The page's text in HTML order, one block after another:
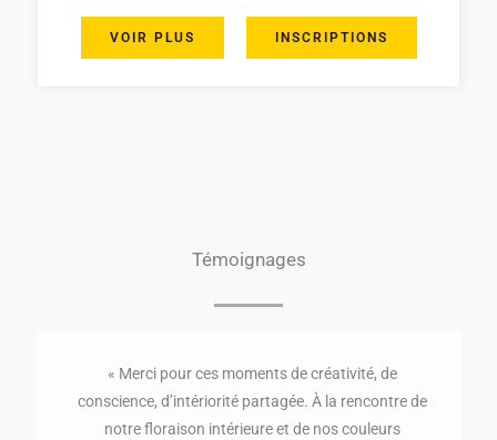
VOIR PLUS INSCRIPTIONS
Témoignages​
« Merci pour ces moments de créativité, de
conscience, d’intériorité partagée. À la rencontre de
notre floraison intérieure et de nos couleurs